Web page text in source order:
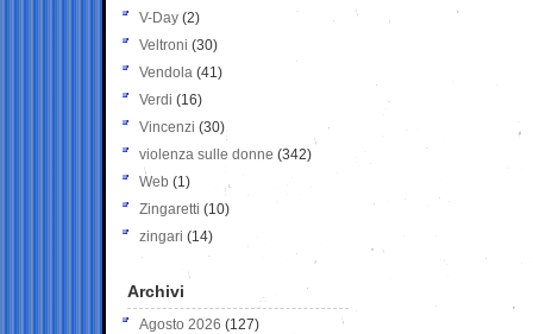
V-Day (2)
Veltroni (30)
Vendola (41)
Verdi (16)
Vincenzi (30)
violenza sulle donne (342)
Web (1)
Zingaretti (10)
zingari (14)
Archivi
Agosto 2026 (127)